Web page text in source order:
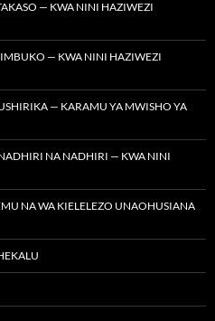
— KWA NINI HAZIWEZI
— KWA NINI HAZIWEZI
— KARAMU YA MWISHO YA
NA NADHIRI — KWA NINI
NA WA KIELELEZO UNAOHUSIANA